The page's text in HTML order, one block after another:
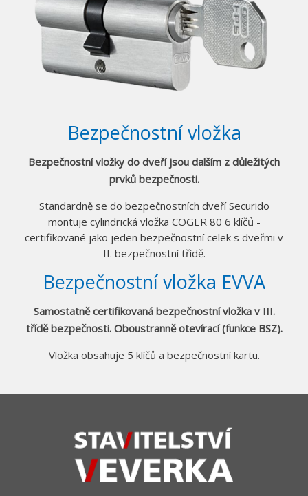
Bezpečnostní vložka
Bezpečnostní vložky do dveří jsou dalším z důležitých
prvků bezpečnosti.
Standardně se do bezpečnostních dveří Securido
montuje cylindrická vložka COGER 80 6 klíčů -
certifikované jako jeden bezpečnostní celek s dveřmi v
II. bezpečnostní třídě.
Bezpečnostní vložka EVVA
Samostatně certifikovaná bezpečnostní vložka v III.
třídě bezpečnosti. Oboustranně otevírací (funkce BSZ).
Vložka obsahuje 5 klíčů a bezpečnostní kartu.